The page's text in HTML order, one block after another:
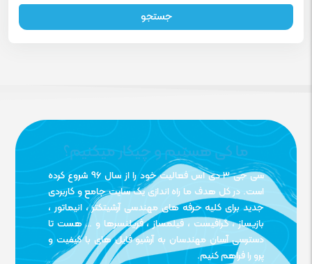
ما کی هستیم و چیکار میکنیم؟
سی جی 3 دی اس فعالیت خود را از سال 96 شروع کرده
است. در کل هدف ما راه اندازی یک سایت جامع و کاربردی
جدید برای کلیه حرفه های مهندسی آرشیتکتر ، انیماتور ،
بازیساز ، گرافیست ، فیلمساز ، فریلنسرها و … هست تا
دسترسی آسان مهندسان به آرشیو فایل های با کیفیت و
پرو را فراهم کنیم.